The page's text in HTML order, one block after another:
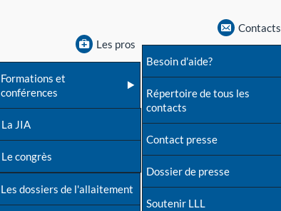
Les pros
Formations et
conférences
La JIA
Le congrès
Les dossiers de l'allaitement
Contacts
Besoin d'aide?
Répertoire de tous les
contacts
Contact presse
Dossier de presse
Soutenir LLL